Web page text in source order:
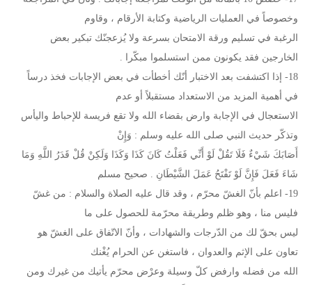
وخصوصاً في العمليات الرياضية وكتابة الأرقام ، وقاوم
الرغبة في تسليم ورقة الامتحان بسرعة ولا يُزعجنّك تبكير بعض
الخارجين فقد يكونون ممن استسلموا مبكّرا .
18- إذا اكتشفت بعد الاختبار أنّك أخطأت في بعض الإجابات فخذ درساً
في أهمية المزيد من الاستعداد مستقبلاً أو عدم
الاستعجال في الإجابة وارض بقضاء الله ولا تقع فريسة للإحباط واليأس
وتذكّر حديث النبي صلى الله عليه وسلم : وَإِنْ
أَصَابَكَ شَيْءٌ فَلَا تَقُلْ لَوْ أَنِّي فَعَلْتُ كَانَ كَذَا وَكَذَا وَلَكِنْ قُلْ قَدَرُ اللَّهِ وَمَا
شَاءَ فَعَلَ فَإِنَّ لَوْ تَفْتَحُ عَمَلَ الشَّيْطَانِ . صحيح مسلم
19- اعلم بأنّ الغشّ محرّم ، وقد قال عليه الصلاة والسلام : من غشّ
فليس منا ، وهو ظلم وطريقة محرّمة للحصول على ما
ليس بحقّ لك من الدّرجات والشهادات ، وأنّ الاتّفاق على الغشّ هو
تعاون على الإثم والعدوان ، فاستغن عن الحرام يُغْنك
الله من فضله وارفض كلّ وسيلة وعرْض محرّم يأتيك من غيرك ومن